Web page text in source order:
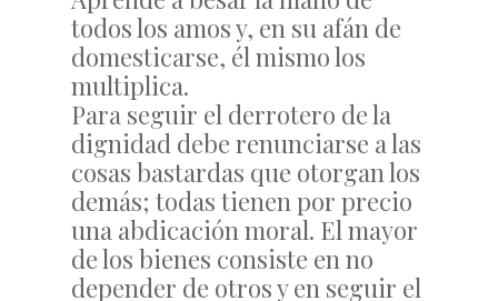
todos los amos y, en su afán de
domesticarse, él mismo los
multiplica.
Para seguir el derrotero de la
dignidad debe renunciarse a las
cosas bastardas que otorgan los
demás; todas tienen por precio
una abdicación moral. El mayor
de los bienes consiste en no
depender de otros y en seguir el